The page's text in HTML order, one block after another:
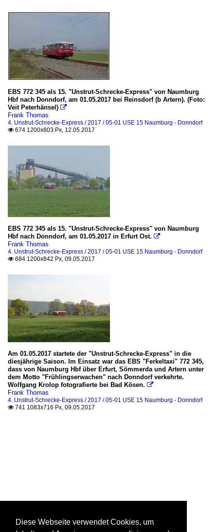
EBS 772 345 als 15. "Unstrut-Schrecke-Express" von Naumburg
Hbf nach Donndorf, am 01.05.2017 bei Reinsdorf (b Artern). (Foto:
Veit Peterhänsel) 
Frank Thomas
4. Unstrut-Schrecke-Express / 2017 / 05-01 USE 15 Naumburg - Donndorf
 674 1200x803 Px, 12.05.2017
EBS 772 345 als 15. "Unstrut-Schrecke-Express" von Naumburg
Hbf nach Donndorf, am 01.05.2017 in Erfurt Ost. 
Frank Thomas
4. Unstrut-Schrecke-Express / 2017 / 05-01 USE 15 Naumburg - Donndorf
 684 1200x842 Px, 09.05.2017
Am 01.05.2017 startete der "Unstrut-Schrecke-Express" in die
diesjährige Saison. Im Einsatz war das EBS "Ferkeltaxi" 772 345,
dass von Naumburg Hbf über Erfurt, Sömmerda und Artern unter
dem Motto "Frühlingserwachen" nach Donndorf verkehrte.
Wolfgang Krolop fotografierte bei Bad Kösen. 
Frank Thomas
4. Unstrut-Schrecke-Express / 2017 / 05-01 USE 15 Naumburg - Donndorf
 741 1083x716 Px, 09.05.2017
Diese Webseite verwendet Cookies, um